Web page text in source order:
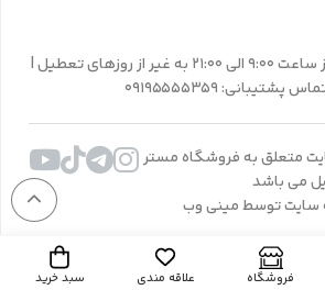
فروشگاه علاقه مندی سبد خرید
پاسخگویی همه روزه از ساعت 9:00 الی 21:00 به غیر از روزهای تعطیل |
پشتیبانی: 09195555359
متعلق به فروشگاه مستر
می باشد
سایت توسط مینی وب